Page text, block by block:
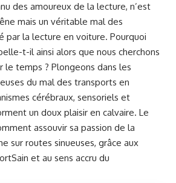
des amoureux de la lecture, n’est
mais un véritable mal des
par la lecture en voiture. Pourquoi
t-il ainsi alors que nous cherchons
le temps ? Plongeons dans les
du mal des transports en
cérébraux, sensoriels et
un doux plaisir en calvaire. Le
assouvir sa passion de la
sur routes sinueuses, grâce aux
et au sens accru du